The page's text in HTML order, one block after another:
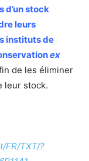
d’un stock
leurs
instituts de
ex
de les éliminer
leur stock.
FR/TXT/?